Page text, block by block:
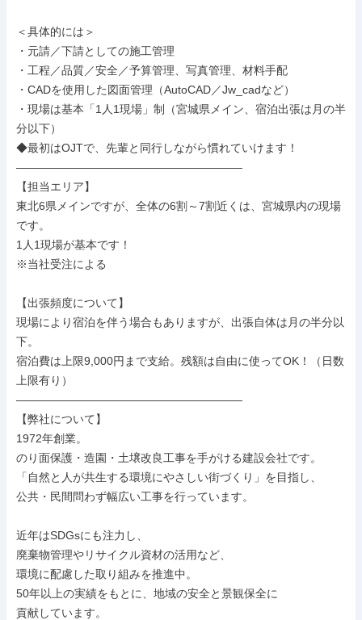
＜具体的には＞
・元請／下請としての施工管理
・工程／品質／安全／予算管理、写真管理、材料手配
・CADを使用した図面管理（AutoCAD／Jw_cadなど）
・現場は基本「1人1現場」制（宮城県メイン、宿泊出張は月の半
分以下）
◆最初はOJTで、先輩と同行しながら慣れていけます！
――――――――――――――――――――
【担当エリア】
東北6県メインですが、全体の6割～7割近くは、宮城県内の現場
です。
1人1現場が基本です！
※当社受注による
【出張頻度について】
現場により宿泊を伴う場合もありますが、出張自体は月の半分以
下。
宿泊費は上限9,000円まで支給。残額は自由に使ってOK！（日数
上限有り）
――――――――――――――――――――
【弊社について】
1972年創業。
のり面保護・造園・土壌改良工事を手がける建設会社です。
「自然と人が共生する環境にやさしい街づくり」を目指し、
公共・民間問わず幅広い工事を行っています。
近年はSDGsにも注力し、
廃棄物管理やリサイクル資材の活用など、
環境に配慮した取り組みを推進中。
50年以上の実績をもとに、地域の安全と景観保全に
貢献しています。